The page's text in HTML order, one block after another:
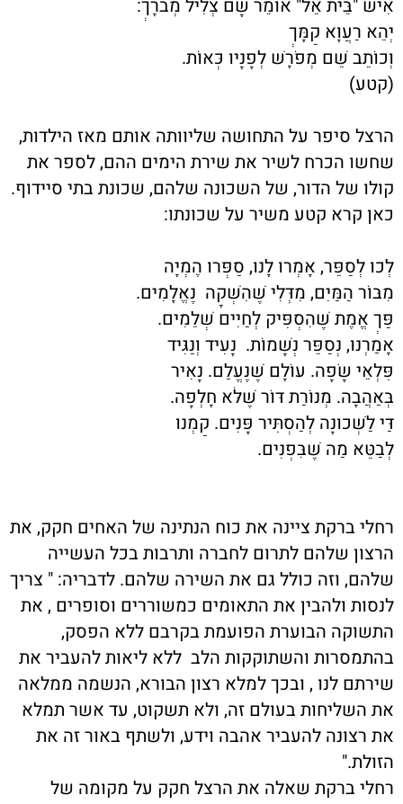
אִישׁ "בֵּית אֵל" אוֹמֵר שָׁם צְלִיל מְבֹרָךְ:
יְהֵא רַעֲוָא קַמָּךְ
וְכוֹתֵב שֵׁם מְפֹרָשׁ לְפָנָיו כְּאוֹת.
(קטע)
הרצל סיפר על התחושה שליוותה אותם מאז הילדות,
שחשו הכרח לשיר את שירת הימים ההם, לספר את
קולו של הדור, של השכונה שלהם, שכונת בתי סיידוף.
כאן קרא קטע משיר על שכונתו:
לְכוּ לְסַפֵּר, אָמְרוּ לָנוּ, סַפְּרו הֶמְיָה
מִבּוֹר הַמַּיִם, מִדְּלִי שֶׁהִשְׁקָה נֶאֱלָמִים.
פַּךְ אֱמֶת שֶׁהִסְפִּיק לְחַיִּים שְׁלֵמִים.
אָמַרְנוּ, נְסַפֵּר נְשָׁמוֹת. נָעִיד וְנַגִּּיד
פִּלְאֵי שָׂפָה. עוֹלָם שֶׁנֶּעֱלַם. נָאִיר
בְּאַהֲבָה. מְנוֹרַת דּוֹר שֶׁלֹּא חָלְפָה.
דַּי לַשְּׁכוּנָה לְהַסְתִּיר פָּנִים. קַמְנוּ
לְבַטֵּא מַה שֶׁבִּפְנִים.
רחלי ברקת ציינה את כוח הנתינה של האחים חקק, את
הרצון שלהם לתרום לחברה ותרבות בכל העשייה
שלהם, וזה כולל גם את השירה שלהם. לדבריה: " צריך
לנסות ולהבין את התאומים כמשוררים וסופרים , את
התשוקה הבוערת הפועמת בקרבם ללא הפסק,
בהתמסרות והשתוקקות הלב ללא ליאות להעביר את
שירתם לנו , ובכך למלא רצון הבורא, הנשמה ממלאה
את השליחות בעולם זה, ולא תשקוט, עד אשר תמלא
את רצונה להעביר אהבה וידע, ולשתף באור זה את
הזולת."
רחלי ברקת שאלה את הרצל חקק על מקומה של